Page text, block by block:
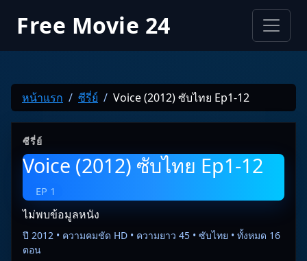
Free Movie 24
หน้าแรก ซีรี่ย์ Voice (2012) ซับไทย Ep1-12
ซีรี่ย์
Voice (2012) ซับไทย Ep1-12
EP 1
ไม่พบข้อมูลหนัง
ปี 2012 • ความคมชัด HD • ความยาว 45 • ซับไทย • ทั้งหมด 16
ตอน